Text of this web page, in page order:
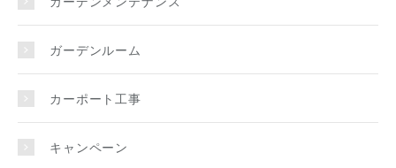
ガーデンルーム
カーポート工事
キャンペーン